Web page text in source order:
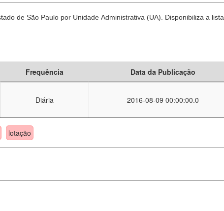
de São Paulo por Unidade Administrativa (UA). Disponibiliza a
Frequência Data da Publicação
Diária 2016-08-09 00:00:00.0
lotação